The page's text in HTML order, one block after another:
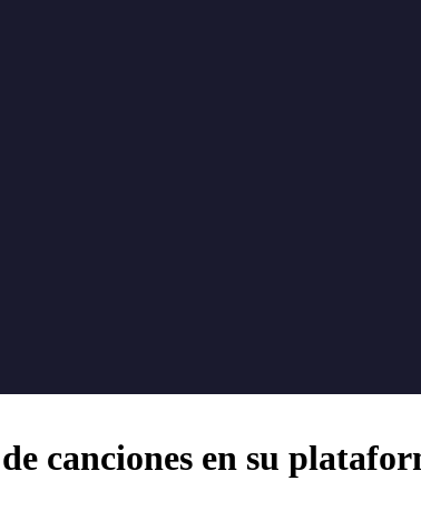
canciones en su